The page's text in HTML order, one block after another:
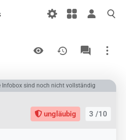
Artikel
Infobox sind noch nicht vollständig
3 /10
ungläubig